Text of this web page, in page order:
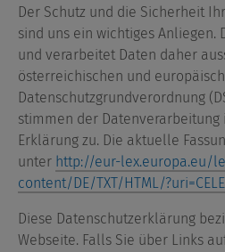
Der Schutz und die Sicherheit
sind uns ein wichtiges Anliegen.
und verarbeitet Daten daher
österreichischen und
Datenschutzgrundverordnung
stimmen der Datenverarbeitung
Erklärung zu. Die aktuelle
unter http://eur-lex.europa.eu/
content/DE/TXT/HTML/
Diese Datenschutzerklärung
Webseite. Falls Sie über Links